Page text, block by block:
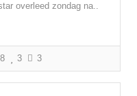
overleed zondag na..
3 3